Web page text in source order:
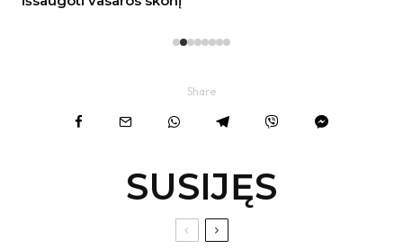
Share
SUSIJĘS